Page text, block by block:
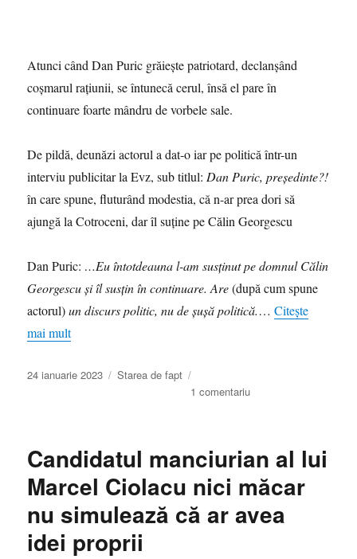
Atunci când Dan Puric grăiește patriotard, declanșând
coșmarul rațiunii, se întunecă cerul, însă el pare în
continuare foarte mândru de vorbele sale.
De pildă, deunăzi actorul a dat-o iar pe politică într-un
interviu publicitar la Evz, sub titlul: Dan Puric, președinte?!
în care spune, fluturând modestia, că n-ar prea dori să
ajungă la Cotroceni, dar îl suține pe Călin Georgescu
Dan Puric: …Eu întotdeauna l-am susținut pe domnul Călin
Georgescu și îl susțin în continuare. Are(după cum spune
actorul)un discurs politic, nu de șușă politică.…Citește
mai mult
Publicat
24 ianuarie 2023 Categorii
Starea de fapt
1 comentariula
susține
Călin
Georgescu
ca
Candidatul manciurian al lui
Marcel Ciolacu nici măcar
nu simulează că ar avea
idei proprii